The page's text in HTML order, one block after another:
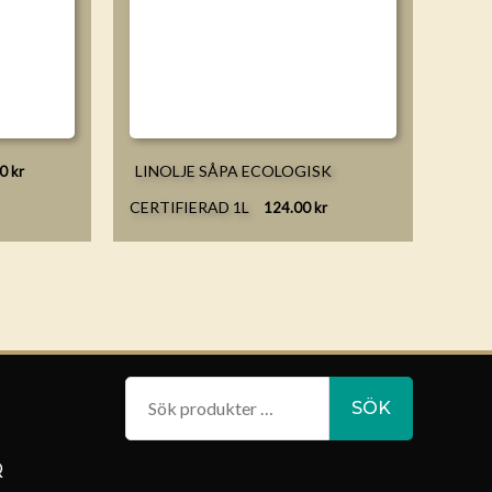
kr
LINOLJE SÅPA ECOLOGISK
CERTIFIERAD 1L
124.00kr
SÖK